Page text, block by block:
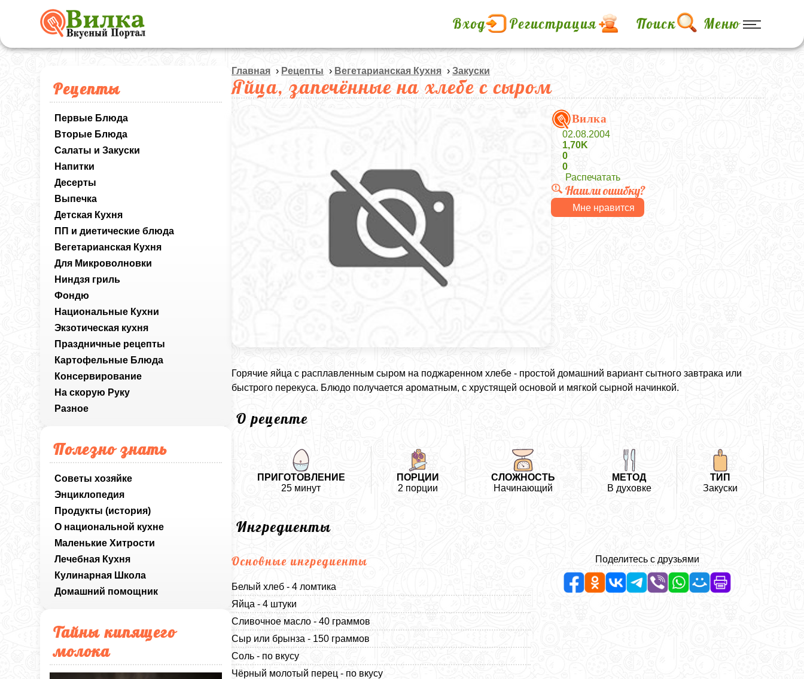
Вход Регистрация Поиск Меню
Рецепты
Первые Блюда
Вторые Блюда
Салаты и Закуски
Напитки
Десерты
Выпечка
Детская Кухня
ПП и диетические блюда
Вегетарианская Кухня
Для Микроволновки
Ниндзя гриль
Фондю
Национальные Кухни
Экзотическая кухня
Праздничные рецепты
Картофельные Блюда
Консервирование
На скорую Руку
Разное
Полезно знать
Советы хозяйке
Энциклопедия
Продукты (история)
О национальной кухне
Маленькие Хитрости
Лечебная Кухня
Кулинарная Школа
Домашний помощник
Тайны кипящего
молока
Главная › Рецепты › Вегетарианская Кухня ›Закуски
Яйца, запечённые на хлебе с сыром
Вилка
02.08.2004
1,70K
0
0
Распечатать
Нашли ошибку?
Мне нравится
Горячие яйца с расплавленным сыром на поджаренном хлебе - простой домашний вариант сытного завтрака или
быстрого перекуса. Блюдо получается ароматным, с хрустящей основой и мягкой сырной начинкой.
О рецепте
ПРИГОТОВЛЕНИЕ
25 минут
ПОРЦИИ
2 порции
СЛОЖНОСТЬ
Начинающий
МЕТОД
В духовке
ТИП
Закуски
Ингредиенты
Основные ингредиенты
Белый хлеб - 4 ломтика
Яйца - 4 штуки
Сливочное масло - 40 граммов
Сыр или брынза - 150 граммов
Соль - по вкусу
Чёрный молотый перец - по вкусу
Поделитесь с друзьями